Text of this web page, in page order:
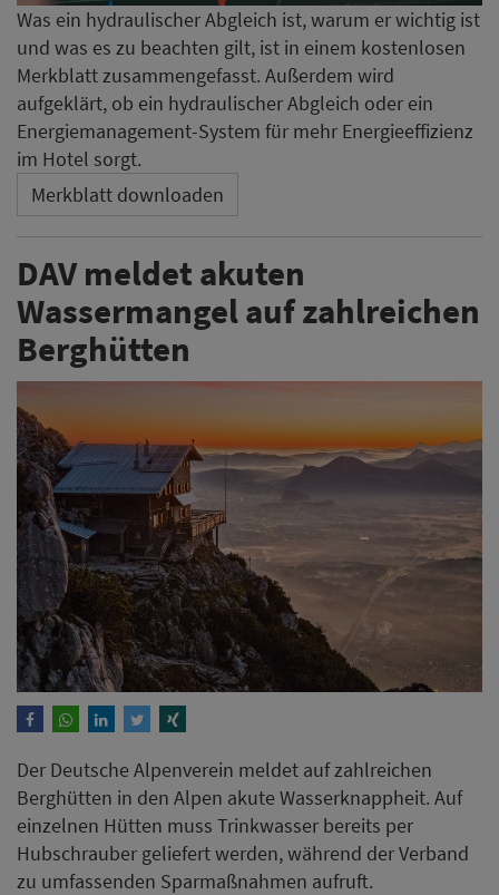
Was ein hydraulischer Abgleich ist, warum er wichtig ist
und was es zu beachten gilt, ist in einem kostenlosen
Merkblatt zusammengefasst. Außerdem wird
aufgeklärt, ob ein hydraulischer Abgleich oder ein
Energiemanagement-System für mehr Energieeffizienz
im Hotel sorgt.
Merkblatt downloaden
DAV meldet akuten
Wassermangel auf zahlreichen
Berghütten
Der Deutsche Alpenverein meldet auf zahlreichen
Berghütten in den Alpen akute Wasserknappheit. Auf
einzelnen Hütten muss Trinkwasser bereits per
Hubschrauber geliefert werden, während der Verband
zu umfassenden Sparmaßnahmen aufruft.